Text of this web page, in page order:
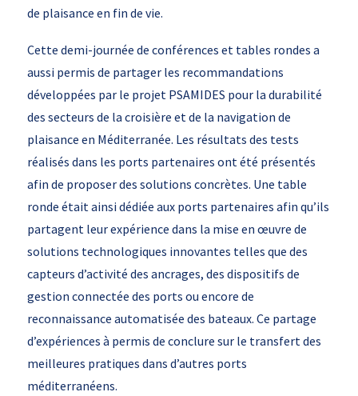
de plaisance en fin de vie.
Cette demi-journée de conférences et tables rondes a
aussi permis de partager les recommandations
développées par le projet PSAMIDES pour la durabilité
des secteurs de la croisière et de la navigation de
plaisance en Méditerranée. Les résultats des tests
réalisés dans les ports partenaires ont été présentés
afin de proposer des solutions concrètes. Une table
ronde était ainsi dédiée aux ports partenaires afin qu’ils
partagent leur expérience dans la mise en œuvre de
solutions technologiques innovantes telles que des
capteurs d’activité des ancrages, des dispositifs de
gestion connectée des ports ou encore de
reconnaissance automatisée des bateaux. Ce partage
d’expériences à permis de conclure sur le transfert des
meilleures pratiques dans d’autres ports
méditerranéens.